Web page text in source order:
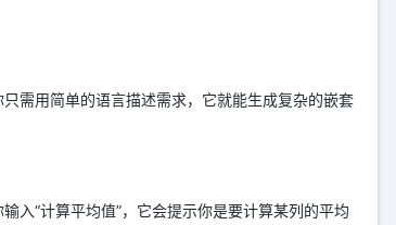
需用简单的语言描述需求，它就能生成复杂的嵌套
入“计算平均值”，它会提示你是要计算某列的平均